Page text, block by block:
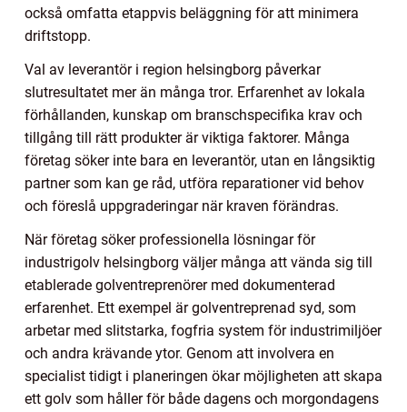
också omfatta etappvis beläggning för att minimera
driftstopp.
Val av leverantör i region helsingborg påverkar
slutresultatet mer än många tror. Erfarenhet av lokala
förhållanden, kunskap om branschspecifika krav och
tillgång till rätt produkter är viktiga faktorer. Många
företag söker inte bara en leverantör, utan en långsiktig
partner som kan ge råd, utföra reparationer vid behov
och föreslå uppgraderingar när kraven förändras.
När företag söker professionella lösningar för
industrigolv helsingborg väljer många att vända sig till
etablerade golventreprenörer med dokumenterad
erfarenhet. Ett exempel är golventreprenad syd, som
arbetar med slitstarka, fogfria system för industrimiljöer
och andra krävande ytor. Genom att involvera en
specialist tidigt i planeringen ökar möjligheten att skapa
ett golv som håller för både dagens och morgondagens